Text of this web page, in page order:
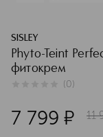
SISLEY
Phyto-Teint
фитокрем
(0)
7 799 ¤ 11